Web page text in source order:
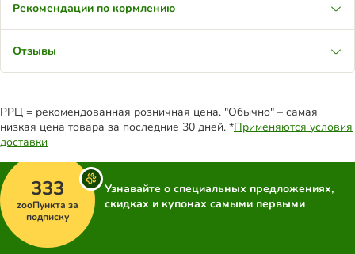
Рекомендации по кормлению
Отзывы
РРЦ = рекомендованная розничная цена. "Обычно" – самая
низкая цена товара за последние 30 дней. *Применяются условия
доставки
333
zooПункта за
подписку
Узнавайте о специальных предложениях,
скидках и купонах самыми первыми